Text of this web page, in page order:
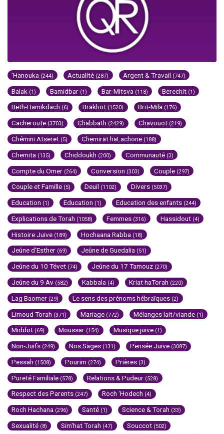
'Hanouka (244) Actualité (287) Argent & Travail (747)
Balak (1) Bamidbar (1) Bar-Mitsva (118) Berechit (1)
Beth-Hamikdach (6) Brakhot (1520) Brit-Mila (176)
Cacheroute (3703) Chabbath (2429) Chavouot (219)
Chémini Atseret (5) Chemirat haLachone (188)
Chemita (135) Chiddoukh (200) Communauté (3)
Compte du Omer (264) Conversion (303) Couple (297)
Couple et Famille (5) Deuil (1102) Divers (5037)
Education (1) Education (1) Education des enfants (244)
Explications de Torah (1058) Femmes (316) Hassidout (4)
Histoire Juive (189) Hochaana Rabba (18)
Jeûne d'Esther (69) Jeûne de Guedalia (51)
Jeûne du 10 Tévet (74) Jeûne du 17 Tamouz (270)
Jeûne du 9 Av (582) Kabbala (4) Kriat haTorah (220)
Lag Baomer (29) Le sens des prénoms hébraïques (2)
Limoud Torah (371) Mariage (772) Mélanges lait/viande (1)
Middot (69) Moussar (154) Musique juive (1)
Non-Juifs (249) Nos Sages (131) Pensée Juive (3087)
Pessah (1508) Pourim (274) Prières (3)
Pureté Familiale (578) Relations & Pudeur (528)
Respect des Parents (247) Roch 'Hodech (4)
Roch Hachana (296) Santé (1) Science & Torah (33)
Sexualité (8) Sim'hat Torah (47) Souccot (502)